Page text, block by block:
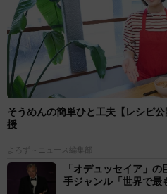
そうめんの簡単ひと工夫【レシピ
授
よろず～ニュース編集部
「オデュッセイア」
手ジャンル「世界で